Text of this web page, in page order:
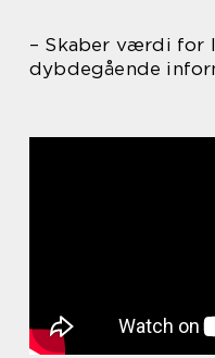
– Skaber værdi for
dybdegående